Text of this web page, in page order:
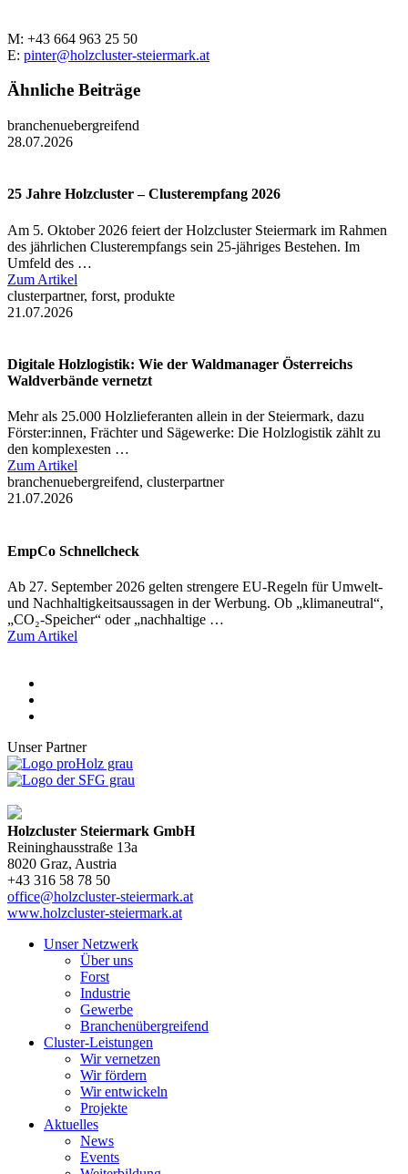
M: +43 664 963 25 50
E: pinter@holzcluster-steiermark.at
Ähnliche Beiträge
branchenuebergreifend
28.07.2026
25 Jahre Holzcluster – Clusterempfang 2026
Am 5. Oktober 2026 feiert der Holzcluster Steiermark im Rahmen
des jährlichen Clusterempfangs sein 25-jähriges Bestehen. Im
Umfeld des …
Zum Artikel
clusterpartner, forst, produkte
21.07.2026
Digitale Holzlogistik: Wie der Waldmanager Österreichs
Waldverbände vernetzt
Mehr als 25.000 Holzlieferanten allein in der Steiermark, dazu
Förster:innen, Frächter und Sägewerke: Die Holzlogistik zählt zu
den komplexesten …
Zum Artikel
branchenuebergreifend, clusterpartner
21.07.2026
EmpCo Schnellcheck
Ab 27. September 2026 gelten strengere EU-Regeln für Umwelt-
und Nachhaltigkeitsaussagen in der Werbung. Ob „klimaneutral“,
„CO₂-Speicher“ oder „nachhaltige …
Zum Artikel
Unser Partner
Holzcluster Steiermark GmbH
Reininghausstraße 13a
8020 Graz, Austria
+43 316 58 78 50
office@holzcluster-steiermark.at
www.holzcluster-steiermark.at
Unser Netzwerk
Über uns
Forst
Industrie
Gewerbe
Branchenübergreifend
Cluster-Leistungen
Wir vernetzen
Wir fördern
Wir entwickeln
Projekte
Aktuelles
News
Events